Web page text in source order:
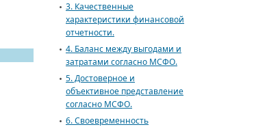
3. Качественные
характеристики финансовой
отчетности.
4. Баланс между выгодами и
затратами согласно МСФО.
5. Достоверное и
объективное представление
согласно МСФО.
6. Своевременность